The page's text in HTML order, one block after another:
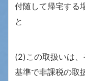
付随して帰宅する
と
(2)この取扱いは
基準で非課税の取